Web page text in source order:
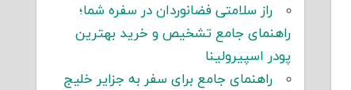
راز سلامتی فضانوردان در سفره شما؛
راهنمای جامع تشخیص و خرید بهترین
پودر اسپیرولینا
راهنمای جامع برای سفر به جزایر خلیج